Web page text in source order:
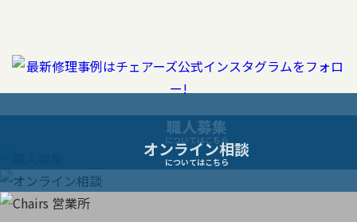
ゲ
ー
シ
ョ
職人募集
についてはこちら
オンライン相談
についてはこちら